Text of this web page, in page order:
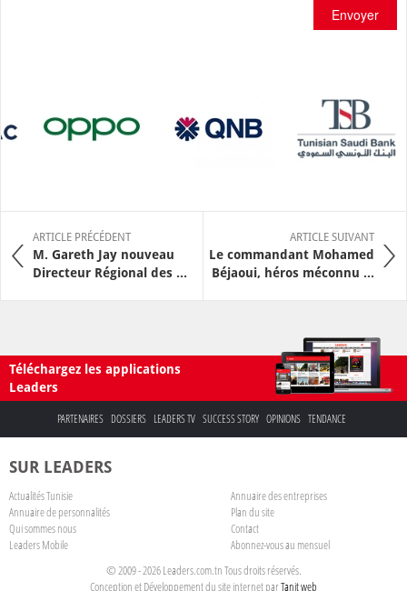
Envoyer
ARTICLE PRÉCÉDENT
M. Gareth Jay nouveau
Directeur Régional des ...
ARTICLE SUIVANT
Le commandant Mohamed
Béjaoui, héros méconnu ...
Téléchargez les applications
Leaders
PARTENAIRES DOSSIERS LEADERS TV SUCCESS STORY OPINIONS TENDANCE
SUR LEADERS
Actualités Tunisie
Annuaire des entreprises
Annuaire de personnalités
Plan du site
Qui sommes nous
Contact
Leaders Mobile
Abonnez-vous au mensuel
© 2009 - 2026 Leaders.com.tn Tous droits réservés.
Conception et Développement du site internet parTanit web